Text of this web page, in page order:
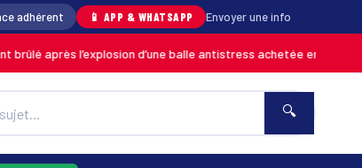
adhérent 📱 APP & WHATSAPP Envoyer une info
l’explosion d’une balle antistress achetée en magasin
🔍